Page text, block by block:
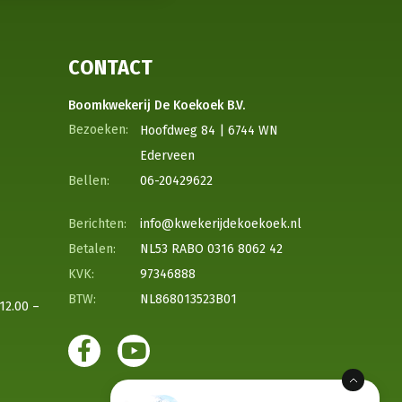
–
CONTACT
Boomkwekerij De Koekoek B.V.
Hoofdweg 84 | 6744 WN
Ederveen
06-20429622
info@kwekerijdekoekoek.nl
NL53 RABO 0316 8062 42
97346888
NL868013523B01